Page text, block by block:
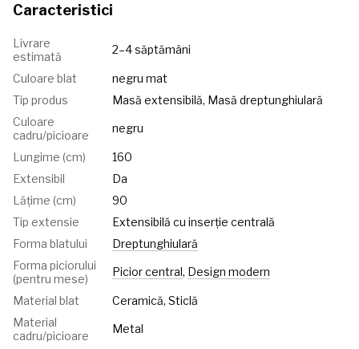
Caracteristici
Livrare
estimată
2–4 săptămâni
Culoare blat
negru mat
Tip produs
Masă extensibilă, Masă dreptunghiulară
Culoare
cadru/picioare
negru
Lungime (cm)
160
Extensibil
Da
Lățime (cm)
90
Tip extensie
Extensibilă cu inserție centrală
Forma blatului
Dreptunghiulară
Forma piciorului
(pentru mese)
Picior central, Design modern
Material blat
Ceramică, Sticlă
Material
cadru/picioare
Metal